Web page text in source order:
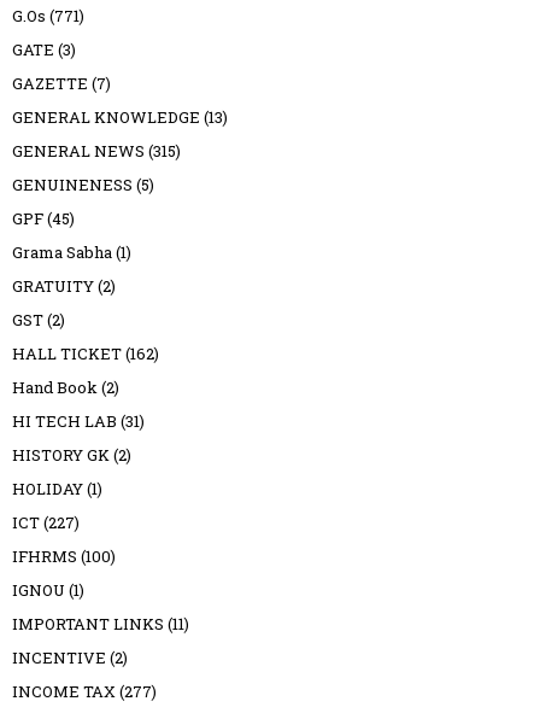
G.Os (771)
GATE (3)
GAZETTE (7)
GENERAL KNOWLEDGE (13)
GENERAL NEWS (315)
GENUINENESS (5)
GPF(45)
Grama Sabha(1)
GRATUITY(2)
GST(2)
HALL TICKET(162)
Hand Book(2)
HI TECH LAB (31)
HISTORY GK(2)
HOLIDAY(1)
ICT(227)
IFHRMS (100)
IGNOU (1)
IMPORTANT LINKS (11)
INCENTIVE (2)
INCOME TAX(277)